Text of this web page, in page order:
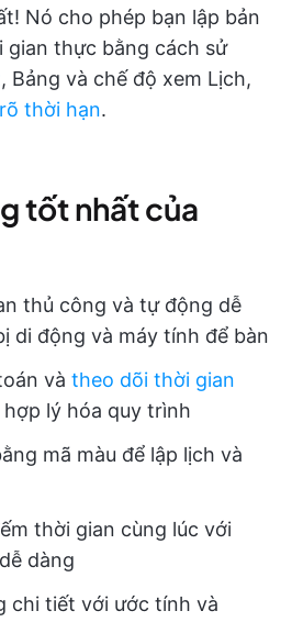
Nó cho phép bạn lập bản
thực bằng cách sử
, Bảng và chế độ xem Lịch,
thời hạn.
tốt nhất của
thủ công và tự động dễ
di động và máy tính để bàn
và theo dõi thời gian
lý hóa quy trình
mã màu để lập lịch và
thời gian cùng lúc với
dàng
chi tiết với ước tính và